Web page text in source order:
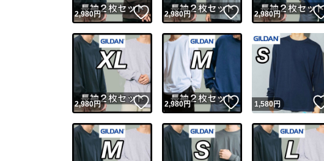
2,980円 いいね！
2,980円 いいね！
2,980円
2,980円 いいね！
2,980円 いいね！
1,580円